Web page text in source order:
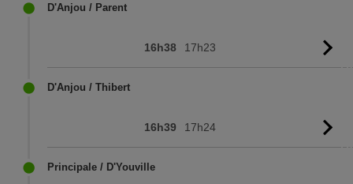
D'Anjou / Parent
16h38 17h23
D'Anjou / Thibert
16h39 17h24
Principale / D'Youville